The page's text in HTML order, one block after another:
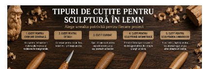
Rigla de Masurat Pentru
Constructii
Scule Unelte Accesorii
Unelte de Zugravit
Roata de Masurat